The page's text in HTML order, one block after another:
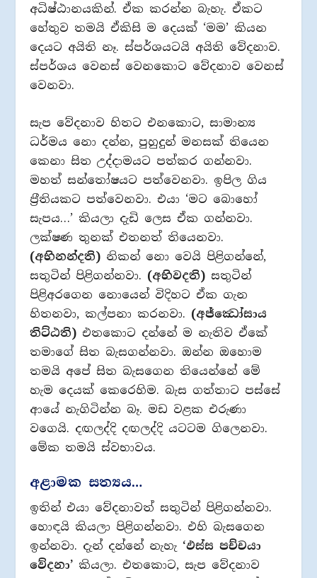
අධිෂ්ඨානයකින්. ඒක කරන්න බැහැ. ඒකට
හේතුව තමයි ඒකිසි ම දෙයක් ‘මම’ කියන
දෙයට අයිති නෑ. ස්පර්ශයටයි අයිති වේදනාව.
ස්පර්ශය වෙනස් වෙනකොට වේදනාව වෙනස්
වෙනවා.
සැප වේදනාව හිතට එනකොට, සාමාන්‍ය
ධර්මය නො දන්න, පුහුදුන් මනසක් තියෙන
කෙනා සිත උද්දාමයට පත්කර ගන්නවා.
මහත් සන්තෝෂයට පත්වෙනවා. ඉපිල ගිය
ප‍්‍රීතියකට පත්වෙනවා. එයා ‘මට බොහෝ
සැපය…’ කියලා දැඩි ලෙස ඒක ගන්නවා.
ලක්ෂණ තුනක් එතනත් තියෙනවා.
(අභිනන්දති) නිකන් නො වෙයි පිළිගන්නේ,
සතුටින් පිළිගන්නවා. (අභිවදති) සතුටින්
පිළිඅරගෙන නොයෙන් විදිහට ඒක ගැන
හිතනවා, කල්පනා කරනවා. (අජ්ඣෝසාය
තිට්ඨති) එතකොට දන්නේ ම නැතිව ඒකේ
තමාගේ සිත බැසගන්නවා. ඔන්න ඔහොම
තමයි අපේ සිත බැසගෙන තියෙන්නේ මේ
හැම දෙයක් කෙරෙහිම. බැස ගත්තාට පස්සේ
ආයේ නැගිටින්න බෑ. මඩ වළක එරුණා
වගෙයි. දඟලද්දි දඟලද්දි යටටම ගිලෙනවා.
මේක තමයි ස්වභාවය.
අළාමක සත්‍යය…
ඉතින් එයා වේදනාවත් සතුටින් පිළිගන්නවා.
හොඳයි කියලා පිළිගන්නවා. එහි බැසගෙන
ඉන්නවා. දැන් දන්නේ නැහැ ‘ඵස්ස පච්චයා
වේදනා’ කියලා. එතකොට, සැප වේදනාව